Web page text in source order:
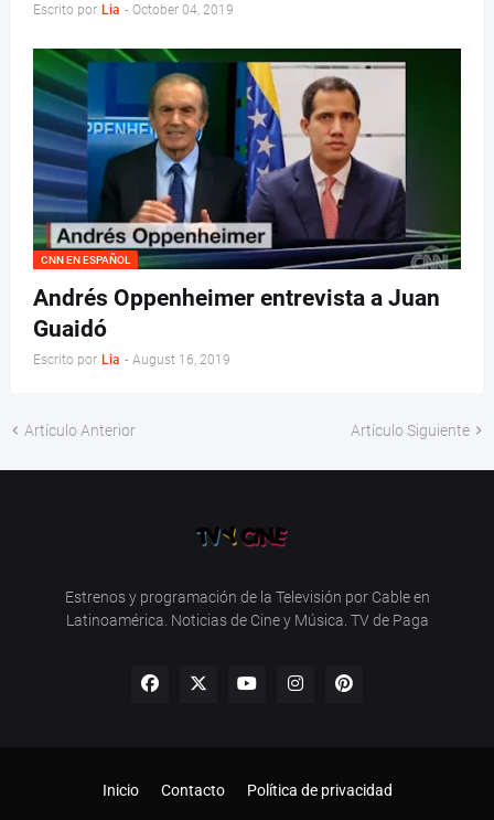
Escrito por Lia - October 04, 2019
CNN EN ESPAÑOL
Andrés Oppenheimer entrevista a Juan
Guaidó
Escrito por Lia - August 16, 2019
Artículo Anterior Artículo Siguiente
Estrenos y programación de la Televisión por Cable en
Latinoamérica. Noticias de Cine y Música. TV de Paga
Inicio Contacto Política de privacidad